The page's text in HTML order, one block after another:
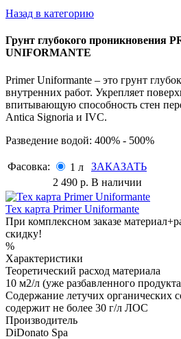
Назад в категорию
Грунт глубокого проникновения
UNIFORMANTE
Primer Uniformante – это грунт
внутренних работ. Укрепляет
впитывающую способность стен
Antica Signoria и IVC.
Разведение водой: 400% - 500%
Фасовка: 1 л
ЗАКАЗАТЬ
2 490 р. В наличии
Тех карта Primer Uniformante
При комплексном заказе
скидку!
%
Характеристики
Теоретический расход материала
10 м2/л (уже разбавленного
Содержание летучих органических
содержит не более 30 г/л ЛОС
Производитель
DiDonato Spa